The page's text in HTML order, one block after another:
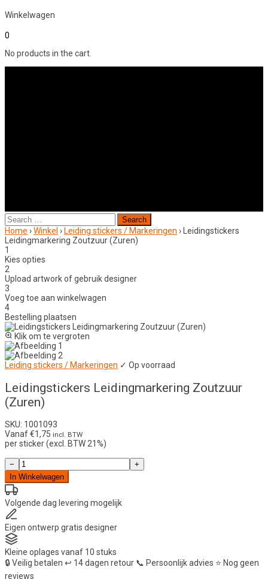
Winkelwagen
0
No products in the cart.
Search
for:
Home ›Winkel › Leiding stickers / Markeringen › Leidingstickers
Leidingmarkering Zoutzuur (Zuren)
1
Kies opties
2
Upload artwork of gebruik designer
3
Voeg toe aan winkelwagen
4
Bestelling plaatsen
Klik om te vergroten
Leiding stickers / Markeringen ✓ Op voorraad
Leidingstickers Leidingmarkering Zoutzuur
(Zuren)
SKU: 1001093
Vanaf€1,75 incl. BTW
per sticker (excl. BTW 21%)
Leidingstickers
Leidingmarkering
Zoutzuur
(Zuren)
aantal
−
+
In Winkelwagen
Volgende dag levering mogelijk
Eigen ontwerp gratis designer
Kleine oplages vanaf 10 stuks
🔒Veilig betalen ↩️ 14 dagen retour 📞 Persoonlijk advies ⭐ Nog geen
reviews